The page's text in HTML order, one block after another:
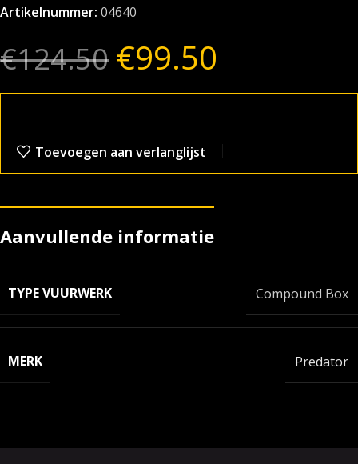
Artikelnummer: 04640
€124.50 €99.50
Toevoegen aan verlanglijst
Aanvullende informatie
TYPE VUURWERK Compound Box
MERK Predator